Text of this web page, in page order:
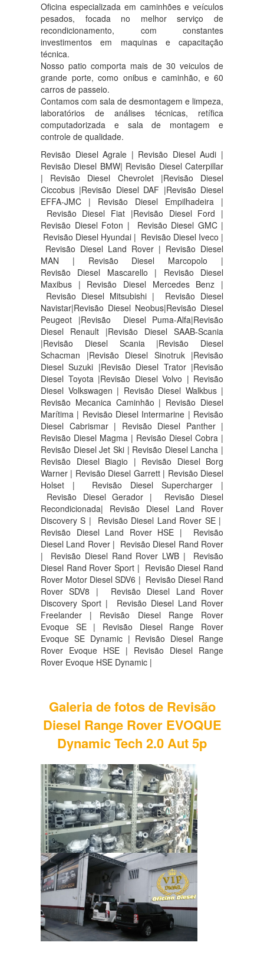
Oficina especializada em caminhões e veículos
pesados, focada no melhor serviço de
recondicionamento, com constantes
investimentos em maquinas e capacitação
técnica.
Nosso patio comporta mais de 30 veiculos de
grande porte, como onibus e caminhão, e 60
carros de passeio.
Contamos com sala de desmontagem e limpeza,
laboratórios de análises técnicas, retífica
computadorizada e sala de montagem e
controle de qualidade.
Revisão Diesel Agrale | Revisão Diesel Audi |
Revisão Diesel BMW| Revisão Diesel Caterpillar
| Revisão Diesel Chevrolet |Revisão Diesel
Ciccobus |Revisão Diesel DAF |Revisão Diesel
EFFA-JMC | Revisão Diesel Empilhadeira |
Revisão Diesel Fiat |Revisão Diesel Ford |
Revisão Diesel Foton | Revisão Diesel GMC |
Revisão Diesel Hyundai | Revisão Diesel Iveco |
Revisão Diesel Land Rover | Revisão Diesel
MAN | Revisão Diesel Marcopolo |
Revisão Diesel Mascarello | Revisão Diesel
Maxibus | Revisão Diesel Mercedes Benz |
Revisão Diesel Mitsubishi | Revisão Diesel
Navistar|Revisão Diesel Neobus|Revisão Diesel
Peugeot |Revisão Diesel Puma-Alfa|Revisão
Diesel Renault |Revisão Diesel SAAB-Scania
|Revisão Diesel Scania |Revisão Diesel
Schacman |Revisão Diesel Sinotruk |Revisão
Diesel Suzuki |Revisão Diesel Trator |Revisão
Diesel Toyota |Revisão Diesel Volvo | Revisão
Diesel Volkswagen | Revisão Diesel Walkbus |
Revisão Mecanica Caminhão | Revisão Diesel
Marítima | Revisão Diesel Intermarine | Revisão
Diesel Cabrismar | Revisão Diesel Panther |
Revisão Diesel Magma | Revisão Diesel Cobra |
Revisão Diesel Jet Ski | Revisão Diesel Lancha |
Revisão Diesel Biagio | Revisão Diesel Borg
Warner | Revisão Diesel Garrett | Revisão Diesel
Holset | Revisão Diesel Supercharger |
Revisão Diesel Gerador | Revisão Diesel
Recondicionada| Revisão Diesel Land Rover
Discovery S |
Revisão Diesel Land Rover SE |
Revisão Diesel Land Rover HSE |
Revisão
Diesel Land Rover | Revisão Diesel Rand Rover
|
Revisão Diesel Rand Rover LWB |
Revisão
Diesel Rand Rover Sport | Revisão Diesel Rand
Rover Motor Diesel SDV6 | Revisão Diesel Rand
Rover SDV8 |
Revisão Diesel Land Rover
Discovery Sport |
Revisão Diesel Land Rover
Freelander | Revisão Diesel Range Rover
Evoque SE | Revisão Diesel Range Rover
Evoque SE Dynamic | Revisão Diesel Range
Rover Evoque HSE | Revisão Diesel Range
Rover Evoque HSE Dynamic |
Galeria de fotos de Revisão
Diesel Range Rover EVOQUE
Dynamic Tech 2.0 Aut 5p